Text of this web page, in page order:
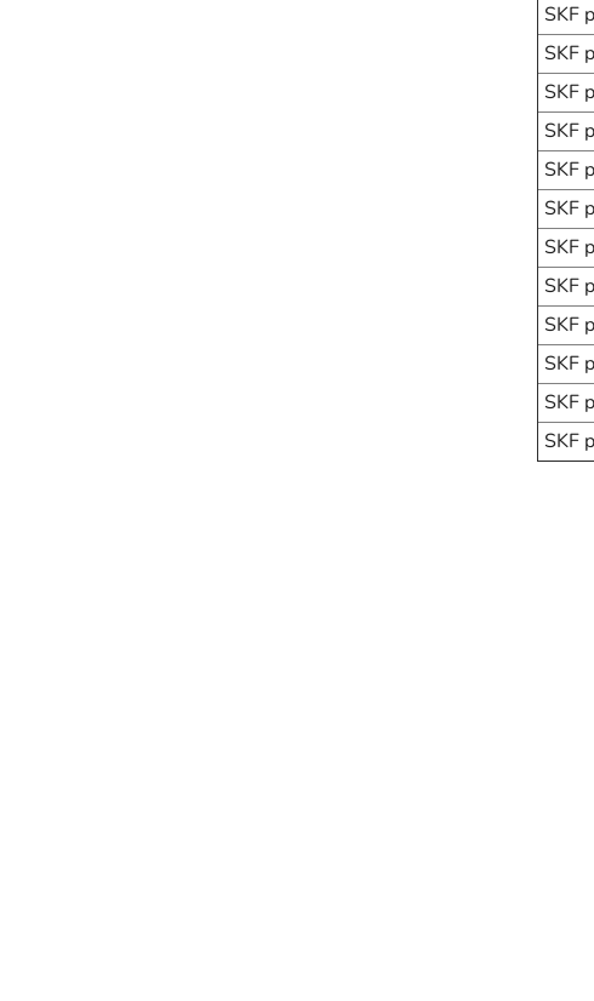
SKF
SKF
SKF
SKF
SKF
SKF
SKF
SKF
SKF
SKF
SKF
SKF